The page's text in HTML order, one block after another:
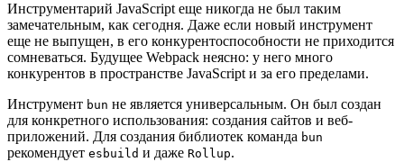
Инструментарий JavaScript еще никогда не был таким
замечательным, как сегодня. Даже если новый инструмент
еще не выпущен, в его конкурентоспособности не приходится
сомневаться. Будущее Webpack неясно: у него много
конкурентов в пространстве JavaScript и за его пределами.
Инструмент bun не является универсальным. Он был создан
для конкретного использования: создания сайтов и веб-
приложений. Для создания библиотек команда bun
рекомендует esbuild и даже Rollup.